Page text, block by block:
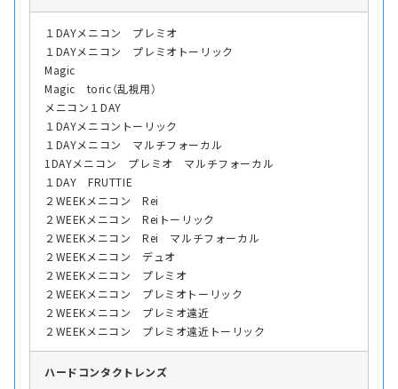
１DAYメニコン プレミオ
１DAYメニコン プレミオトーリック
Magic
Magic toric（乱視用）
メニコン１DAY
１DAYメニコントーリック
１DAYメニコン マルチフォーカル
1DAYメニコン プレミオ マルチフォーカル
１DAY FRUTTIE
２WEEKメニコン Rei
２WEEKメニコン Reiトーリック
２WEEKメニコン Rei マルチフォーカル
２WEEKメニコン デュオ
２WEEKメニコン プレミオ
２WEEKメニコン プレミオトーリック
２WEEKメニコン プレミオ遠近
２WEEKメニコン プレミオ遠近トーリック
ハード コンタクトレンズ